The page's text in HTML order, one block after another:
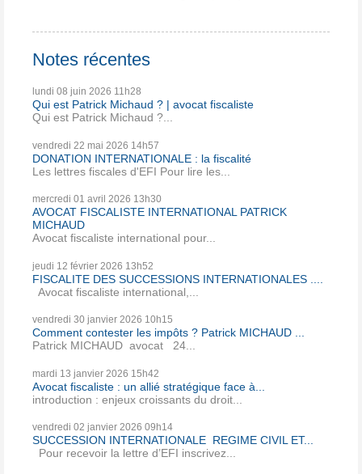
Notes récentes
lundi 08 juin 2026 11h28
Qui est Patrick Michaud ? | avocat fiscaliste
Qui est Patrick Michaud ?...
vendredi 22 mai 2026 14h57
DONATION INTERNATIONALE : la fiscalité
Les lettres fiscales d'EFI Pour lire les...
mercredi 01 avril 2026 13h30
AVOCAT FISCALISTE INTERNATIONAL PATRICK
MICHAUD
Avocat fiscaliste international pour...
jeudi 12 février 2026 13h52
FISCALITE DES SUCCESSIONS INTERNATIONALES ....
Avocat fiscaliste international,...
vendredi 30 janvier 2026 10h15
Comment contester les impôts ? Patrick MICHAUD ...
Patrick MICHAUD avocat 24...
mardi 13 janvier 2026 15h42
Avocat fiscaliste : un allié stratégique face à...
introduction : enjeux croissants du droit...
vendredi 02 janvier 2026 09h14
SUCCESSION INTERNATIONALE REGIME CIVIL ET...
Pour recevoir la lettre d’EFI inscrivez...